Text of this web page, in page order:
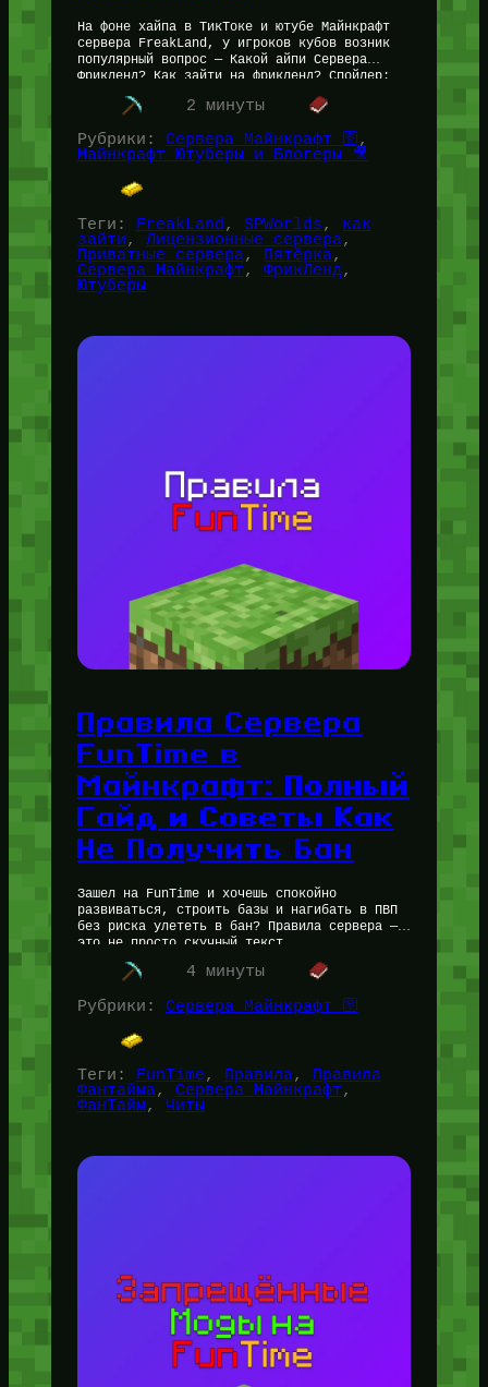
На фоне хайпа в ТикТоке и ютубе Майнкрафт
сервера FreakLand, у игроков кубов возник
популярный вопрос — Какой айпи Сервера
Фрикленд? Как зайти на фрикленд? Спойлер:…
Читать далее…
2 минуты
Рубрики: Сервера Майнкрафт 🛜
Майнкрафт Ютуберы и Блогеры 🎥
Теги: FreakLand , SPWorlds, как
зайти, Лицензионные сервера
Приватные сервера, Пятёрка
Сервера Майнкрафт, ФрикЛенд
Ютуберы
Правила Сервера
FunTime в
Майнкрафт: Полный
Гайд и Советы Как
Не Получить Бан
Зашел на FunTime и хочешь спокойно
развиваться, строить базы и нагибать в ПВП
без риска улететь в бан? Правила сервера —
это не просто скучный текст,…
Читать далее…
4 минуты
Рубрики: Сервера Майнкрафт 🛜
Теги: FunTime, Правила, Правила
Фантайма, Сервера Майнкрафт
ФанТайм, Читы